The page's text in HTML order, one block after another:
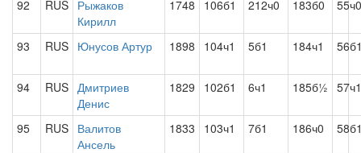
92 RUS Рыжаков
Кирилл
1748 106б1 212ч0 183б0 55ч0
93 RUS Юнусов Артур 1898 104ч1 5б1 184ч1
94 RUS Дмитриев
Денис
1829 102б1 6ч1 185б½ 57ч1
95 RUS Валитов
Ансель
1833 103ч1 7б1 186ч0